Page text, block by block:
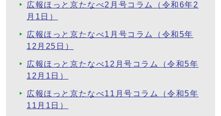
広報ほっと京たなべ2月号コラム（令和6年2
月1日）
広報ほっと京たなべ1月号コラム（令和5年
12月25日）
広報ほっと京たなべ12月号コラム（令和5年
12月1日）
広報ほっと京たなべ11月号コラム（令和5年
11月1日）